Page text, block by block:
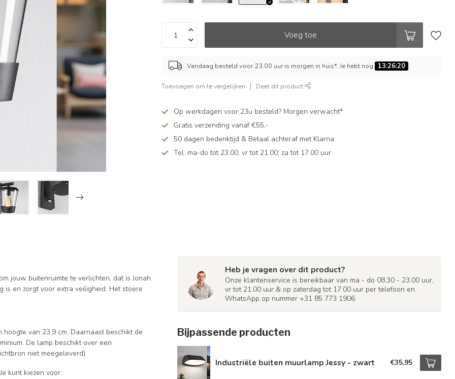
Voeg toe
Vandaag besteld voor 23.00 uur is morgen in huis*. Je hebt nog 13:26:19
Toevoegen om te vergelijken Deel dit product
Op werkdagen voor 23u besteld? Morgen verwacht*
Gratis verzending vanaf €55,-
50 dagen bedenktijd & Betaal achteraf met Klarna
Tel: ma-do tot 23.00, vr tot 21.00, za tot 17.00 uur
jouw buitenruimte te verlichten, dat is Jonah.
en zorgt voor extra veiligheid. Het stoere
van 23,9 cm. Daarnaast beschikt de
De lamp beschikt over een
niet meegeleverd).
kunt kiezen voor:
Heb je vragen over dit product?
Onze klantenservice is bereikbaar van ma - do 08.30 - 23.00 uur,
vr tot 21.00 uur & op zaterdag tot 17.00 uur per telefoon en
WhatsApp op nummer +31 85 773 1906
Bijpassende producten
Industriële buiten muurlamp Jessy - zwart €35,95